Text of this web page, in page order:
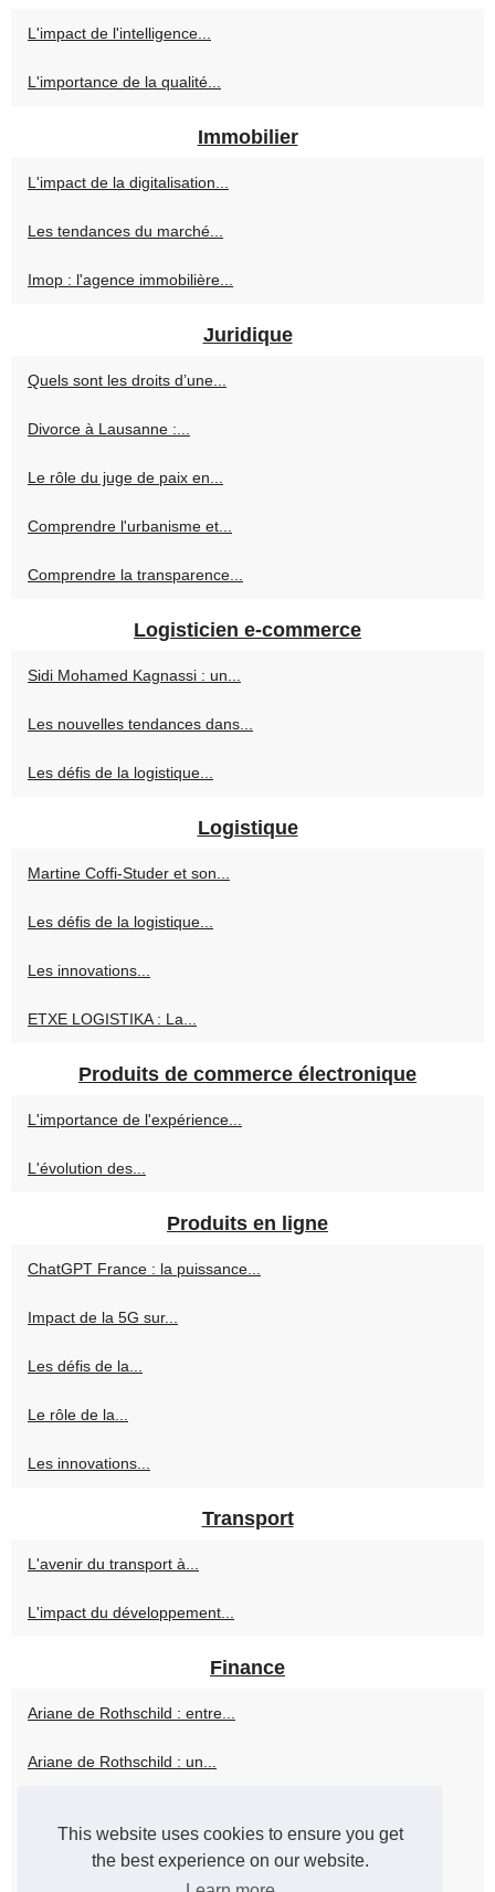
This website uses cookies to ensure you get
the best experience on our website.
L'impact de l'intelligence...
L'importance de la qualité...
Immobilier
L'impact de la digitalisation...
Les tendances du marché...
Imop : l'agence immobilière...
Juridique
Quels sont les droits d’une...
Divorce à Lausanne :...
Le rôle du juge de paix en...
Comprendre l'urbanisme et...
Comprendre la transparence...
Logisticien e-commerce
Sidi Mohamed Kagnassi : un...
Les nouvelles tendances dans...
Les défis de la logistique...
Logistique
Martine Coffi-Studer et son...
Les défis de la logistique...
Les innovations...
ETXE LOGISTIKA : La...
Produits de commerce électronique
L'importance de l'expérience...
L'évolution des...
Produits en ligne
ChatGPT France : la puissance...
Impact de la 5G sur...
Les défis de la...
Le rôle de la...
Les innovations...
Transport
L'avenir du transport à...
L'impact du développement...
Finance
Ariane de Rothschild : entre...
Ariane de Rothschild : un...
Ariane de Rothschild :...